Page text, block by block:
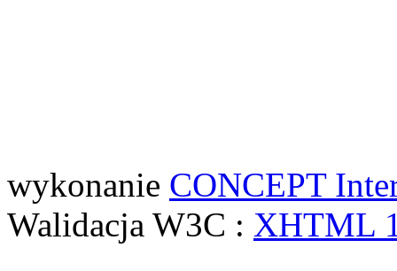
wykonanie CONCEPT
Walidacja W3C : XHTML